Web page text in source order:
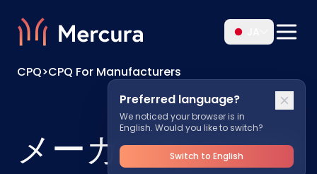
Preferred language?
We noticed your browser is in
English. Would you like to switch?
Switch to English
CPQ>CPQ For Manufacturers
メーカー向けCPQ